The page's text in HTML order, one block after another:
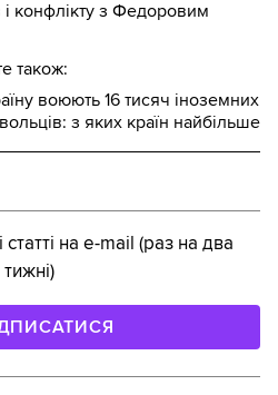
і конфлікту з Федоровим
також:
воюють 16 тисяч іноземних
з яких країн найбільше
на e-mail (раз на два
тижні)